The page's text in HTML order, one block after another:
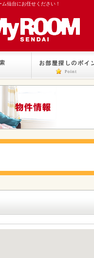
仙台にお任せください！